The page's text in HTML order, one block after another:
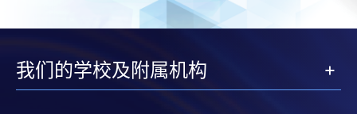
我们的学校及附属机构